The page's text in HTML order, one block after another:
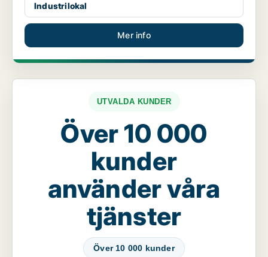
Industrilokal
Mer info
UTVALDA KUNDER
Över 10 000
kunder
använder våra
tjänster
Över 10 000 kunder